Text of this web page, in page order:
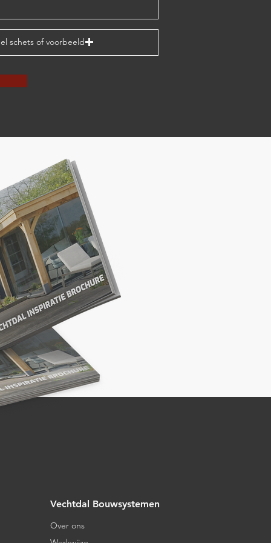
schets of voorbeeld
Vechtdal Bouwsystemen
Over ons